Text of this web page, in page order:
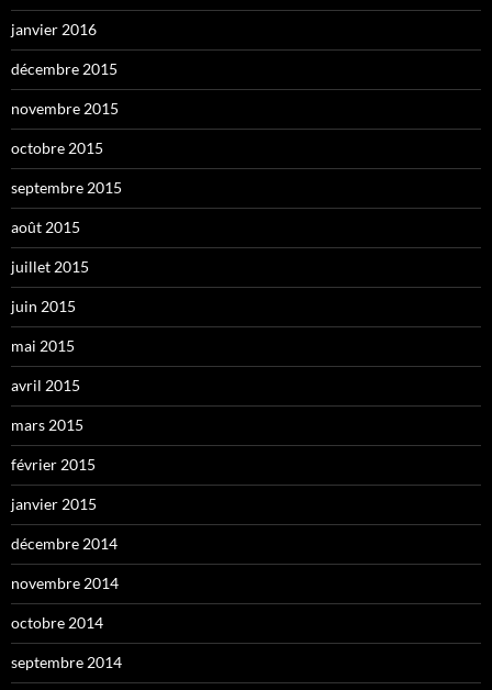
janvier 2016
décembre 2015
novembre 2015
octobre 2015
septembre 2015
août 2015
juillet 2015
juin 2015
mai 2015
avril 2015
mars 2015
février 2015
janvier 2015
décembre 2014
novembre 2014
octobre 2014
septembre 2014